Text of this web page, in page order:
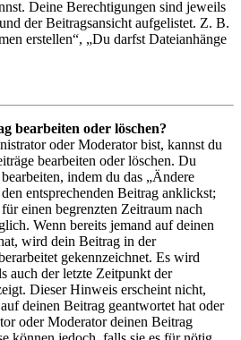
Deine Berechtigungen sind jeweils
der Beitragsansicht aufgelistet. Z. B.
erstellen“, „Du darfst Dateianhänge
bearbeiten oder löschen?
oder Moderator bist, kannst du
bearbeiten oder löschen. Du
indem du das „Ändere
entsprechenden Beitrag anklickst;
einen begrenzten Zeitraum nach
Wenn bereits jemand auf deinen
wird dein Beitrag in der
gekennzeichnet. Es wird
auch der letzte Zeitpunkt der
Dieser Hinweis erscheint nicht,
deinen Beitrag geantwortet hat oder
oder Moderator deinen Beitrag